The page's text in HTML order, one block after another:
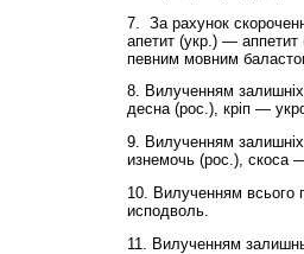
7. За рахунок
апетит (укр.) —
певним мовним
8. Вилученням
десна (рос.), кріп —
9. Вилученням залишніх
изнемочь (рос.), скоса
10. Вилученням всього
исподволь.
11. Вилученням